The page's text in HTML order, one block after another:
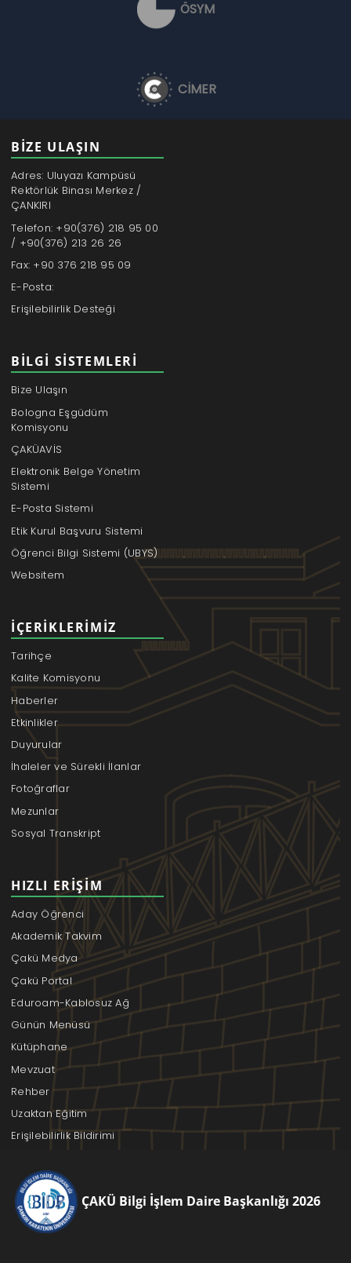
ÖSYM
CİMER
BİZE ULAŞIN
Adres: Uluyazı Kampüsü
Rektörlük Binası Merkez /
ÇANKIRI
Telefon: +90(376) 218 95 00
/ +90(376) 213 26 26
Fax: +90 376 218 95 09
E-Posta:
Erişilebilirlik Desteği
BILGI SISTEMLERI
Bize Ulaşın
Bologna Eşgüdüm
Komisyonu
ÇAKÜAVİS
Elektronik Belge Yönetim
Sistemi
E-Posta Sistemi
Etik Kurul Başvuru Sistemi
Öğrenci Bilgi Sistemi (UBYS)
Websitem
İÇERIKLERIMIZ
Tarihçe
Kalite Komisyonu
Haberler
Etkinlikler
Duyurular
İhaleler ve Sürekli İlanlar
Fotoğraflar
Mezunlar
Sosyal Transkript
HIZLI ERIŞIM
Aday Öğrenci
Akademik Takvim
Çakü Medya
Çakü Portal
Eduroam-Kablosuz Ağ
Günün Menüsü
Kütüphane
Mevzuat
Rehber
Uzaktan Eğitim
Erişilebilirlik Bildirimi
ÇAKÜ Bilgi İşlem Daire Başkanlığı 2026